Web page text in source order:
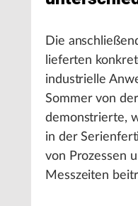
Die
lieferten
industrielle
Sommer von
demonstrierte,
in der
von Prozessen
Messzeiten